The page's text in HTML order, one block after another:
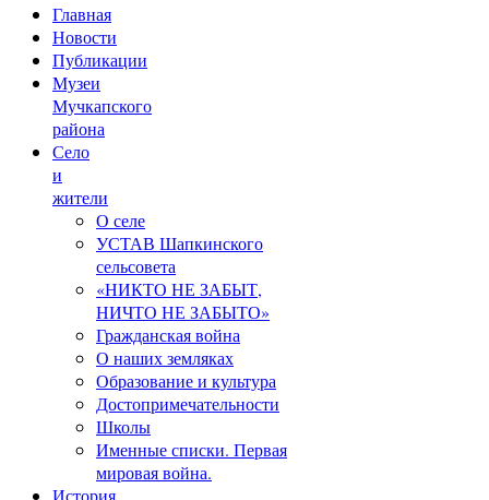
Главная
Новости
Публикации
Музеи
Мучкапского
района
Село
и
жители
О селе
УСТАВ Шапкинского
сельсовета
«НИКТО НЕ ЗАБЫТ,
НИЧТО НЕ ЗАБЫТО»
Гражданская война
О наших земляках
Образование и культура
Достопримечательности
Школы
Именные списки. Первая
мировая война.
История